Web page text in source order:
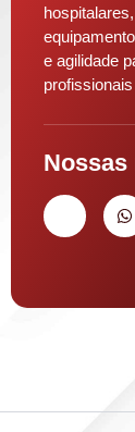
e agilidade
Nossas